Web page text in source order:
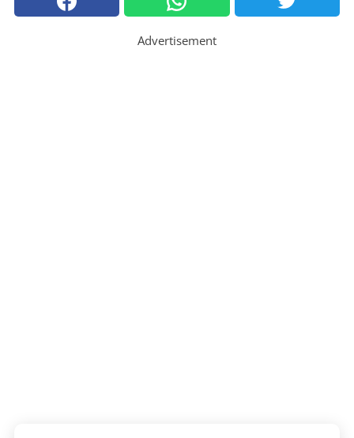
Advertisement